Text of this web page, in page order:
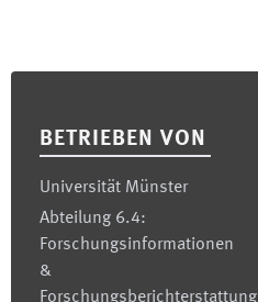
BETRIEBEN VON
Universität Münster
Abteilung 6.4:
Forschungsinformationen
&
Forschungsberichterstattung